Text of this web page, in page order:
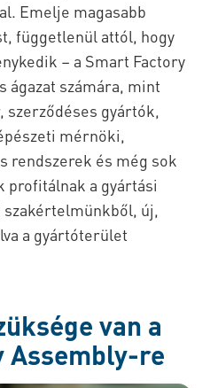
Emelje magasabb
függetlenül attól, hogy
– a Smart Factory
ágazat számára, mint
szerződéses gyártók,
mérnöki,
rendszerek és még sok
profitálnak a gyártási
új,
a gyártóterület
van a
Assembly-re